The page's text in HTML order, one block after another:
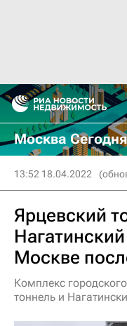
Москва
13:52 18.04.2022
Ярцевский
Москве
Комплекс
тоннель и